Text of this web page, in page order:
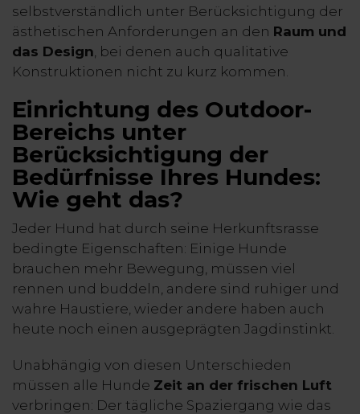
selbstverständlich unter Berücksichtigung der
ästhetischen Anforderungen an den Raum und
das Design , bei denen auch qualitative
Konstruktionen nicht zu kurz kommen.
Einrichtung des Outdoor-
Bereichs unter
Berücksichtigung der
Bedürfnisse Ihres Hundes:
Wie geht das?
Jeder Hund hat durch seine Herkunftsrasse
bedingte Eigenschaften: Einige Hunde
brauchen mehr Bewegung, müssen viel
rennen und buddeln, andere sind ruhiger und
wahre Haustiere, wieder andere haben auch
heute noch einen ausgeprägten Jagdinstinkt.
Unabhängig von diesen Unterschieden
müssen alle Hunde Zeit an der frischen Luft
verbringen: Der tägliche Spaziergang wie das